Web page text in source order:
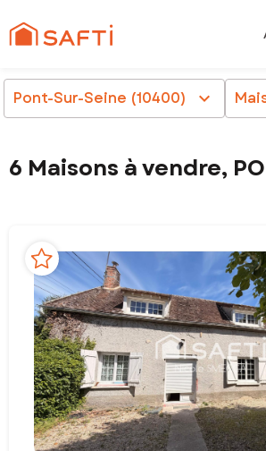
Pont-Sur-Seine (10400) chevron_right
6 Maisons à vendre,